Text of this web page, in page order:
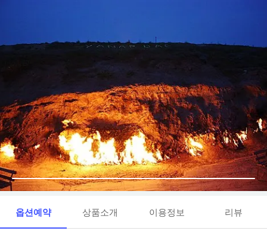
옵션예약 상품소개 이용정보 리뷰